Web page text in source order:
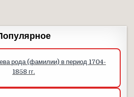
рода (фамилии) в период 1704-
1858 гг.